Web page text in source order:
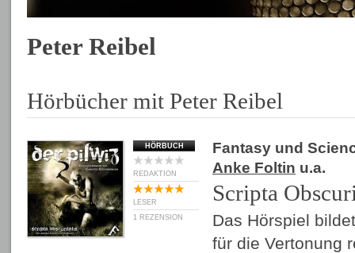
Peter Reibel
Hörbücher mit Peter Reibel
HÖRBUCH
REDAKTION
LESER
1 REZENSION
Fantasy und
Anke Foltin u.a.
Scripta
Das Hörspiel
für die Vertonung